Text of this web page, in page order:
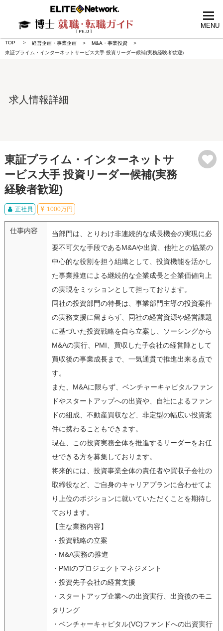
MENU
TOP 経営企画・事業企画
M&A・事業投資
東証プライム・インターネットサービス大手 投資リーダー候補(実務経験者歓迎)
求人情報詳細
東証プライム・インターネットサ
ービス大手 投資リーダー候補(実務
経験者歓迎)
正社員 1000万円
仕事内容
当部門は、とりわけ非連続的な成長機会の実現に必
要不可欠な手段であるM&Aや出資、他社との協業の
中心的な役割を担う組織として、投資機能を活かし
た事業推進による継続的な企業成長と企業価値向上
の実現をミッションとして担っております。
同社の投資部門の特長は、事業部門主導の投資案件
の実務支援に留まらず、同社の経営資源や経営課題
に基づいた投資戦略を自ら立案し、ソーシングから
M&Aの実行、PMI、買収した子会社の経営陣として
買収後の事業成長まで、一気通貫で推進出来る点で
す。
また、M&Aに限らず、ベンチャーキャピタルファン
ドやスタートアップへの出資や、自社によるファン
ドの組成、不動産買収など、非定型の幅広い投資案
件に携わることもできます。
現在、この投資実務全体を推進するリーダーをお任
せできる方を募集しております。
将来的には、投資事業全体の責任者や買収子会社の
取締役など、ご自身のキャリアプランに合わせてよ
り上位のポジションに就いていただくことを期待し
ております。
【主な業務内容】
・投資戦略の立案
・M&A実務の推進
・PMIのプロジェクトマネジメント
・投資先子会社の経営支援
・スタートアップ企業への出資実行、出資後のモニ
タリング
・ベンチャーキャピタル(VC)ファンドへの出資実行